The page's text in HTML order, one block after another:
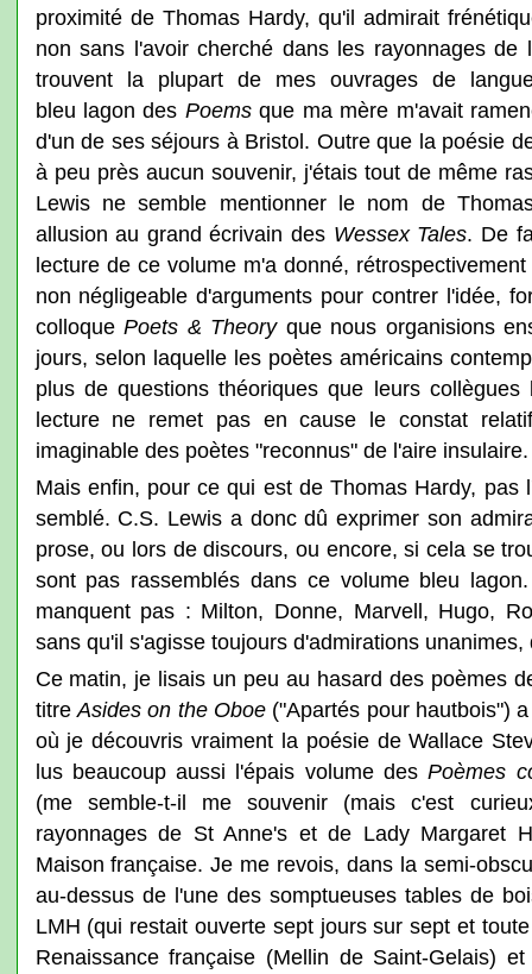
proximité de Thomas Hardy, qu'il admirait
non sans l'avoir cherché dans les rayonnages de
trouvent la plupart de mes ouvrages de
bleu lagon des Poemsque ma mère m'avait
d'un de ses séjours à Bristol. Outre que la poésie
à peu près aucun souvenir, j'étais tout de même
Lewis ne semble mentionner le nom de
allusion au grand écrivain des Wessex Tales. De
lecture de ce volume m'a donné,
non négligeable d'arguments pour contrer l'idée,
colloquePoets & Theoryque nous organisions
jours, selon laquelle les poètes américains
plus de questions théoriques que leurs collègues
lecture ne remet pas en cause le constat
imaginable des poètes "reconnus" de l'aire insulaire.
Mais enfin, pour ce qui est de Thomas Hardy, pas
semblé. C.S. Lewis a donc dû exprimer son
prose, ou lors de discours, ou encore, si cela se
sont pas rassemblés dans ce volume bleu
manquent pas : Milton, Donne, Marvell, Hugo,
sans qu'il s'agisse toujours d'admirations unanimes,
Ce matin, je lisais un peu au hasard des poèmes
titre Asides on the Oboe("Apartés pour hautbois")
où je découvris vraiment la poésie de Wallace
lus beaucoup aussi l'épais volume desPoèmes
(me semble-t-il me souvenir (mais c'est
rayonnages de St Anne's et de Lady Margaret
Maison française. Je me revois, dans la semi-
au-dessus de l'une des somptueuses tables de
LMH (qui restait ouverte sept jours sur sept et
Renaissance française (Mellin de Saint-Gelais)